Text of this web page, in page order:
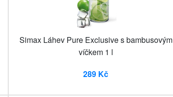
Simax Láhev Pure Exclusive s bambusovým
víčkem 1 l
289 Kč